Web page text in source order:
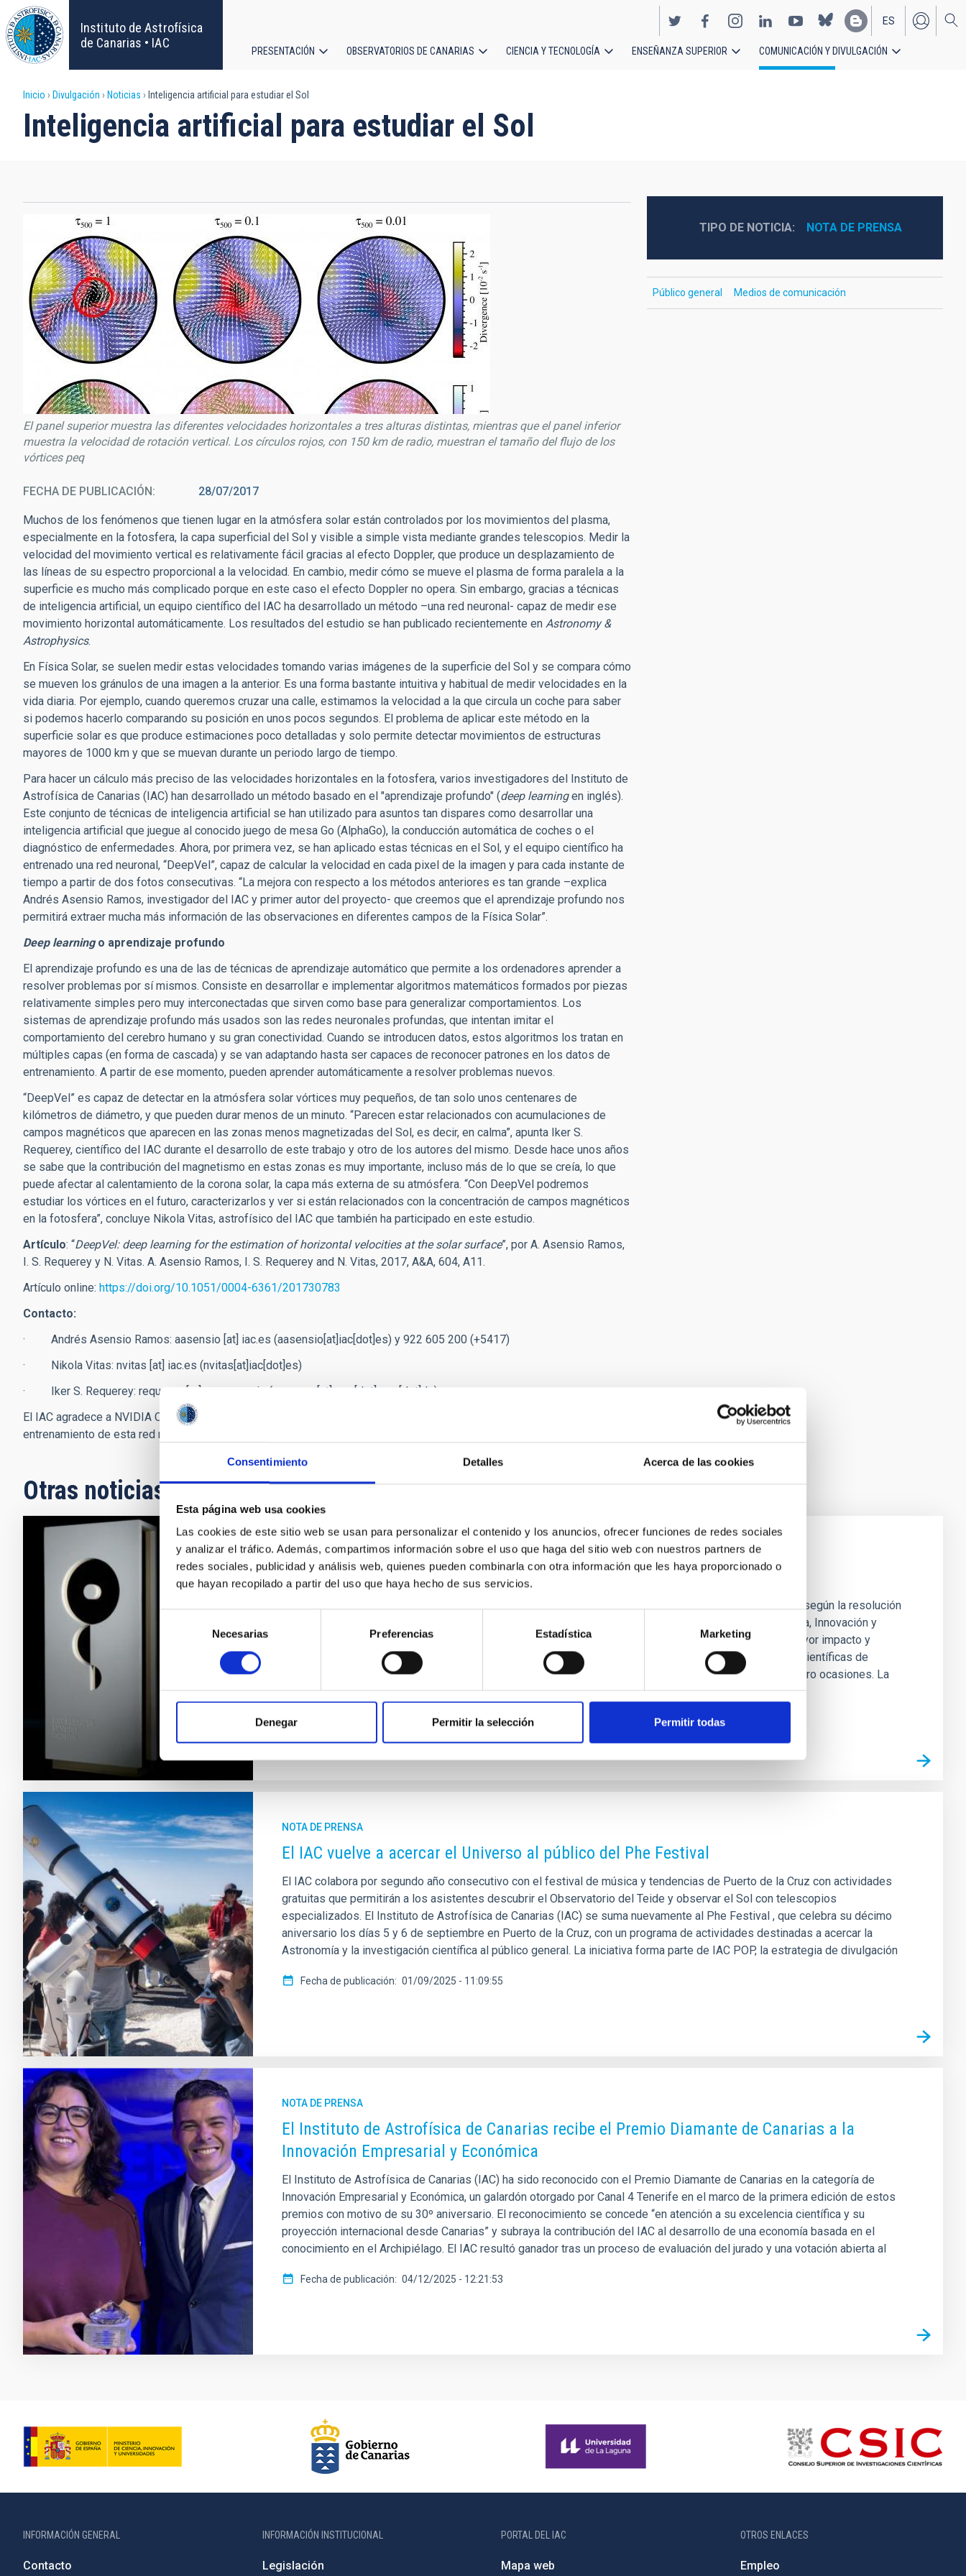
Consentimiento Detalles Acerca de las cookies
Esta página web usa cookies
Las cookies de este sitio web se usan para personalizar el contenido y los anuncios, ofrecer funciones de redes sociales
y analizar el tráfico. Además, compartimos información sobre el uso que haga del sitio web con nuestros partners de
redes sociales, publicidad y análisis web, quienes pueden combinarla con otra información que les haya proporcionado o
que hayan recopilado a partir del uso que haya hecho de sus servicios.
consentimiento
Necesarias Preferencias Estadística Marketing
Denegar Permitir la selección Permitir todas
Pasar
al
contenido
principal
Instituto de Astrofísica
de Canarias • IAC
EN
ES
principal
PRESENTACIÓN OBSERVATORIOS DE CANARIAS CIENCIA Y TECNOLOGÍA ENSEÑANZA SUPERIOR COMUNICACIÓN Y DIVULGACIÓN
Sobrescribir
enlaces
ayuda
la
navegación
Inicio Divulgación Noticias Inteligencia artificial para estudiar el Sol
Inteligencia artificial para estudiar el Sol
El panel superior muestra las diferentes velocidades horizontales a tres alturas distintas, mientras que el panel inferior
muestra la velocidad de rotación vertical. Los círculos rojos, con 150 km de radio, muestran el tamaño del flujo de los
vórtices peq
FECHA DE PUBLICACIÓN 28/07/2017
Muchos de los fenómenos que tienen lugar en la atmósfera solar están controlados por los movimientos del plasma,
especialmente en la fotosfera, la capa superficial del Sol y visible a simple vista mediante grandes telescopios. Medir la
velocidad del movimiento vertical es relativamente fácil gracias al efecto Doppler, que produce un desplazamiento de
las líneas de su espectro proporcional a la velocidad. En cambio, medir cómo se mueve el plasma de forma paralela a la
superficie es mucho más complicado porque en este caso el efecto Doppler no opera. Sin embargo, gracias a técnicas
de inteligencia artificial, un equipo científico del IAC ha desarrollado un método –una red neuronal- capaz de medir ese
movimiento horizontal automáticamente. Los resultados del estudio se han publicado recientemente en Astronomy &
Astrophysics.
En Física Solar, se suelen medir estas velocidades tomando varias imágenes de la superficie del Sol y se compara cómo
se mueven los gránulos de una imagen a la anterior. Es una forma bastante intuitiva y habitual de medir velocidades en la
vida diaria. Por ejemplo, cuando queremos cruzar una calle, estimamos la velocidad a la que circula un coche para saber
si podemos hacerlo comparando su posición en unos pocos segundos. El problema de aplicar este método en la
superficie solar es que produce estimaciones poco detalladas y solo permite detectar movimientos de estructuras
mayores de 1000 km y que se muevan durante un periodo largo de tiempo.
Para hacer un cálculo más preciso de las velocidades horizontales en la fotosfera, varios investigadores del Instituto de
Astrofísica de Canarias (IAC) han desarrollado un método basado en el "aprendizaje profundo" (deep learningen inglés).
Este conjunto de técnicas de inteligencia artificial se han utilizado para asuntos tan dispares como desarrollar una
inteligencia artificial que juegue al conocido juego de mesa Go (AlphaGo), la conducción automática de coches o el
diagnóstico de enfermedades. Ahora, por primera vez, se han aplicado estas técnicas en el Sol, y el equipo científico ha
entrenado una red neuronal, “DeepVel”, capaz de calcular la velocidad en cada pixel de la imagen y para cada instante de
tiempo a partir de dos fotos consecutivas. “La mejora con respecto a los métodos anteriores es tan grande –explica
Andrés Asensio Ramos, investigador del IAC y primer autor del proyecto- que creemos que el aprendizaje profundo nos
permitirá extraer mucha más información de las observaciones en diferentes campos de la Física Solar”.
Deep learning o aprendizaje profundo
El aprendizaje profundo es una de las de técnicas de aprendizaje automático que permite a los ordenadores aprender a
resolver problemas por sí mismos. Consiste en desarrollar e implementar algoritmos matemáticos formados por piezas
relativamente simples pero muy interconectadas que sirven como base para generalizar comportamientos. Los
sistemas de aprendizaje profundo más usados son las redes neuronales profundas, que intentan imitar el
comportamiento del cerebro humano y su gran conectividad. Cuando se introducen datos, estos algoritmos los tratan en
múltiples capas (en forma de cascada) y se van adaptando hasta ser capaces de reconocer patrones en los datos de
entrenamiento. A partir de ese momento, pueden aprender automáticamente a resolver problemas nuevos.
“DeepVel” es capaz de detectar en la atmósfera solar vórtices muy pequeños, de tan solo unos centenares de
kilómetros de diámetro, y que pueden durar menos de un minuto. “Parecen estar relacionados con acumulaciones de
campos magnéticos que aparecen en las zonas menos magnetizadas del Sol, es decir, en calma”, apunta Iker S.
Requerey, científico del IAC durante el desarrollo de este trabajo y otro de los autores del mismo. Desde hace unos años
se sabe que la contribución del magnetismo en estas zonas es muy importante, incluso más de lo que se creía, lo que
puede afectar al calentamiento de la corona solar, la capa más externa de su atmósfera. “Con DeepVel podremos
estudiar los vórtices en el futuro, caracterizarlos y ver si están relacionados con la concentración de campos magnéticos
en la fotosfera”, concluye Nikola Vitas, astrofísico del IAC que también ha participado en este estudio.
Artículo: “DeepVel: deep learning for the estimation of horizontal velocities at the solar surface”, por A. Asensio Ramos,
I. S. Requerey y N. Vitas. A. Asensio Ramos, I. S. Requerey and N. Vitas, 2017, A&A, 604, A11.
Artículo online: https://doi.org/10.1051/0004-6361/201730783
Contacto:
· Andrés Asensio Ramos: aasensio [at] iac.es (aasensio[at]iac[dot]es) y 922 605 200 (+5417)
· Nikola Vitas: nvitas [at] iac.es (nvitas[at]iac[dot]es)
· Iker S. Requerey: requerey [at] mps.mpg.de
(requerey[at]mps[dot]mpg[dot]de)
El IAC agradece a NVIDIA Corporation la cesión gratuita de una tarjeta gráfica para el cálculo intensivo que requirió el
entrenamiento de esta red neuronal.
TIPO DE NOTICIA NOTA DE PRENSA
Público general Medios de comunicación
Otras noticias relacionadas
NOTA DE PRENSA
El IAC se acredita como Centro de Excelencia Severo Ochoa
El Instituto de Astrofísica de Canarias (IAC) se ha acreditado como Centro de Excelencia Severo Ochoa, según la resolución
provisional publicada por la Agencia Estatal de Investigación (AEI), dependiente del Ministerio de Ciencia, Innovación y
Universidades (MICIU). Este reconocimiento distingue a los centros de investigación españoles con mayor impacto y
liderazgo científico internacional. Con esta nueva concesión, el IAC se consolida entre las instituciones científicas de
referencia en España, siendo uno de los pocos centros que ha obtenido este sello de excelencia en cuatro ocasiones. La
Fecha de publicación 07/05/2026 - 17:50:08
NOTA DE PRENSA
El IAC vuelve a acercar el Universo al público del Phe Festival
El IAC colabora por segundo año consecutivo con el festival de música y tendencias de Puerto de la Cruz con actividades
gratuitas que permitirán a los asistentes descubrir el Observatorio del Teide y observar el Sol con telescopios
especializados. El Instituto de Astrofísica de Canarias (IAC) se suma nuevamente al Phe Festival , que celebra su décimo
aniversario los días 5 y 6 de septiembre en Puerto de la Cruz, con un programa de actividades destinadas a acercar la
Astronomía y la investigación científica al público general. La iniciativa forma parte de IAC POP, la estrategia de divulgación
Fecha de publicación 01/09/2025 - 11:09:55
NOTA DE PRENSA
El Instituto de Astrofísica de Canarias recibe el Premio Diamante de Canarias a la
Innovación Empresarial y Económica
El Instituto de Astrofísica de Canarias (IAC) ha sido reconocido con el Premio Diamante de Canarias en la categoría de
Innovación Empresarial y Económica, un galardón otorgado por Canal 4 Tenerife en el marco de la primera edición de estos
premios con motivo de su 30º aniversario. El reconocimiento se concede “en atención a su excelencia científica y su
proyección internacional desde Canarias” y subraya la contribución del IAC al desarrollo de una economía basada en el
conocimiento en el Archipiélago. El IAC resultó ganador tras un proceso de evaluación del jurado y una votación abierta al
Fecha de publicación 04/12/2025 - 12:21:53
INFORMACIÓN GENERAL
Contacto
INFORMACIÓN INSTITUCIONAL
Legislación
PORTAL DEL IAC
Mapa web
OTROS ENLACES
Empleo